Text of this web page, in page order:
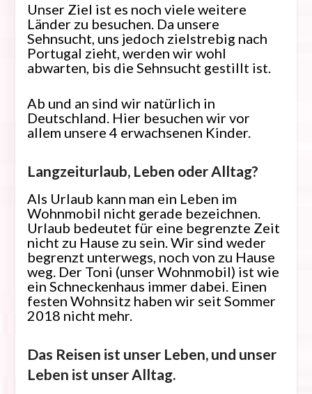
Unser Ziel ist es noch viele weitere
Länder zu besuchen. Da unsere
Sehnsucht, uns jedoch zielstrebig nach
Portugal zieht, werden wir wohl
abwarten, bis die Sehnsucht gestillt ist.
Ab und an sind wir natürlich in
Deutschland. Hier besuchen wir vor
allem unsere 4 erwachsenen Kinder.
Langzeiturlaub, Leben oder Alltag?
Als Urlaub kann man ein Leben im
Wohnmobil nicht gerade bezeichnen.
Urlaub bedeutet für eine begrenzte Zeit
nicht zu Hause zu sein. Wir sind weder
begrenzt unterwegs, noch von zu Hause
weg. Der Toni (unser Wohnmobil) ist wie
ein Schneckenhaus immer dabei. Einen
festen Wohnsitz haben wir seit Sommer
2018 nicht mehr.
Das Reisen ist unser Leben, und unser
Leben ist unser Alltag.